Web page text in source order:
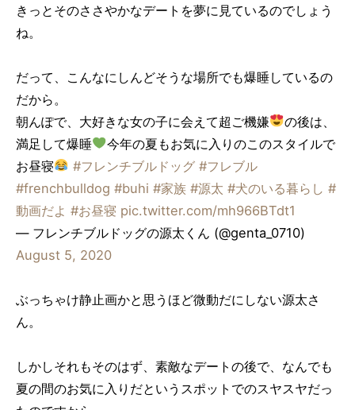
きっとそのささやかなデートを夢に見ているのでしょう
ね。
だって、こんなにしんどそうな場所でも爆睡しているの
だから。
朝んぽで、大好きな女の子に会えて超ご機嫌
の後は、
満足して爆睡
今年の夏もお気に入りのこのスタイルで
お昼寝
#フレンチブルドッグ #フレブル
#frenchbulldog #buhi #家族 #源太 #犬のいる暮らし #
動画だよ #お昼寝 pic.twitter.com/mh966BTdt1
— フレンチブルドッグの源太くん (@genta_0710)
August 5, 2020
ぶっちゃけ静止画かと思うほど微動だにしない源太さ
ん。
しかしそれもそのはず、素敵なデートの後で、なんでも
夏の間のお気に入りだというスポットでのスヤスヤだっ